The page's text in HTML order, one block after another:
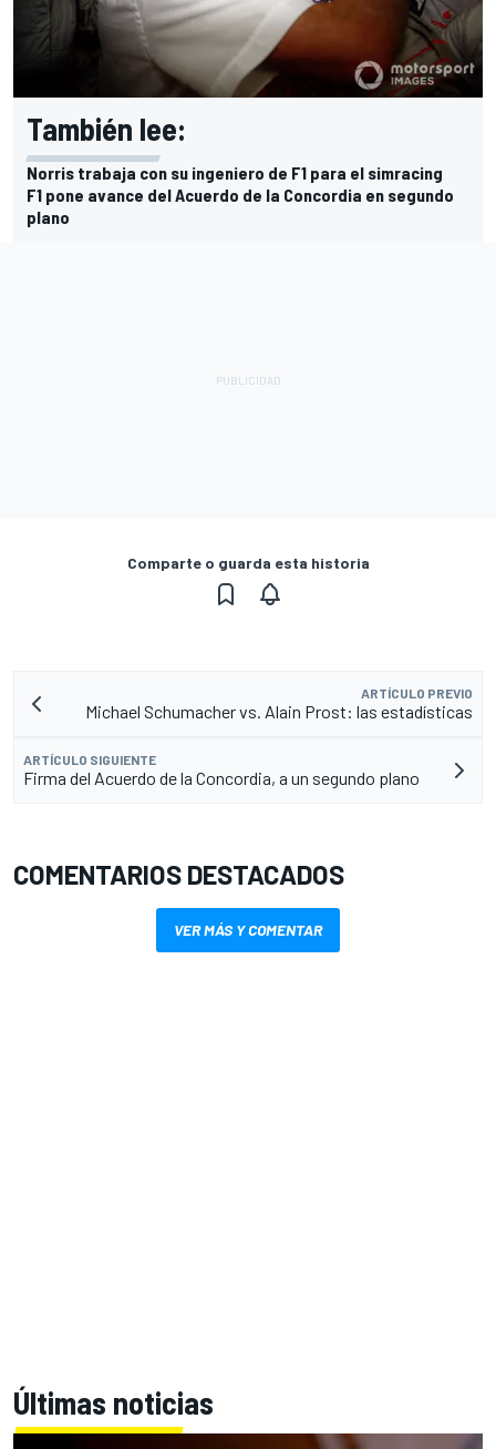
También lee:
Norris trabaja con su ingeniero de F1 para el simracing
F1 pone avance del Acuerdo de la Concordia en segundo
plano
Comparte o guarda esta historia
ARTÍCULO PREVIO
Michael Schumacher vs. Alain Prost: las estadísticas
ARTÍCULO SIGUIENTE
Firma del Acuerdo de la Concordia, a un segundo plano
COMENTARIOS DESTACADOS
VER MÁS Y COMENTAR
Últimas noticias